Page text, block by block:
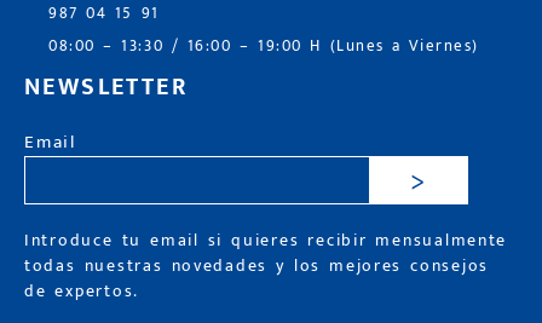
987 04 15 91
08:00 – 13:30 / 16:00 – 19:00 H (Lunes a Viernes)
NEWSLETTER
Email
>
Introduce tu email si quieres recibir mensualmente
todas nuestras novedades y los mejores consejos
de expertos.